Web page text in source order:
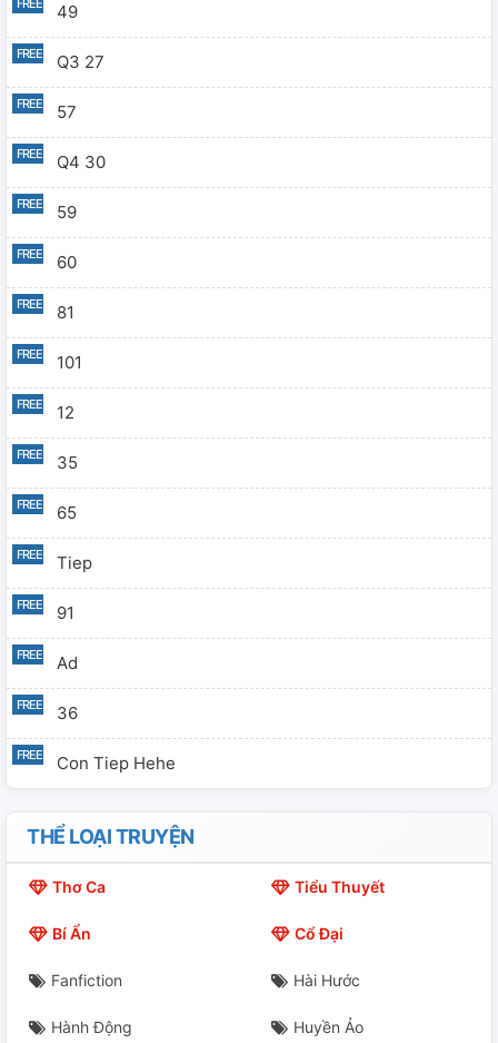
49
Q3 27
57
Q4 30
59
60
81
101
12
35
65
Tiep
91
Ad
36
Con Tiep Hehe
THỂ LOẠI TRUYỆN
Thơ Ca Tiểu Thuyết
Bí Ẩn Cổ Đại
Fanfiction Hài Hước
Hành Động Huyền Ảo